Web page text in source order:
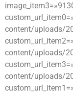
content/uploads/
content/uploads/
content/uploads/